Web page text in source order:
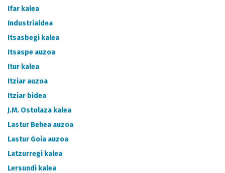
Ifar kalea
Industrialdea
Itsasbegi kalea
Itsaspe auzoa
Itur kalea
Itziar auzoa
Itziar bidea
J.M. Ostolaza kalea
Lastur Behea auzoa
Lastur Goia auzoa
Latzurregi kalea
Lersundi kalea